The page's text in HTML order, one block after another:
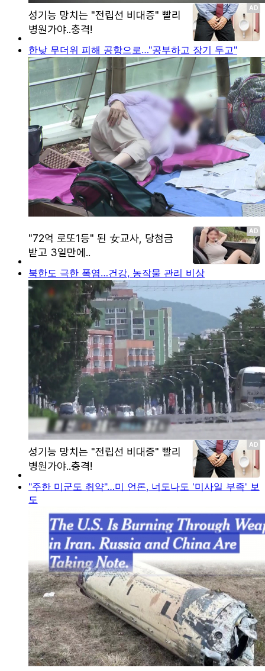
한낮 무더위 피해 공항으로…"공부하고 장기 두고"
북한도 극한 폭염…건강, 농작물 관리 비상
"주한 미군도 취약"…미 언론, 너도나도 '미사일 부족' 보
도